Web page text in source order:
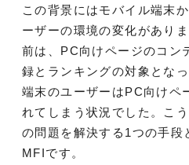
この背景にはモバイル端末
ーザーの環境の変化があり
前は、PC向けページのコン
録とランキングの対象とな
端末のユーザーはPC向けペ
れてしまう状況でした。こ
の問題を解決する1つの手段
MFIです。